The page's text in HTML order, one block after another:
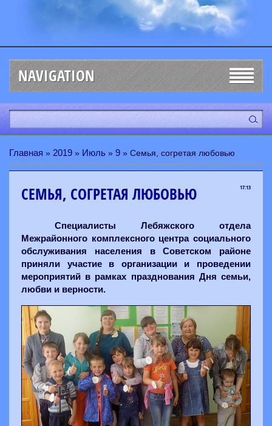
NAVIGATION
Главная » 2019 » Июль » 9 » Семья, согретая любовью
17:13
СЕМЬЯ, СОГРЕТАЯ ЛЮБОВЬЮ
Специалисты Лебяжского отдела
Межрайонного комплексного центра социального
обслуживания населения в Советском районе
приняли участие в организации и проведении
мероприятий в рамках празднования Дня семьи,
любви и верности.